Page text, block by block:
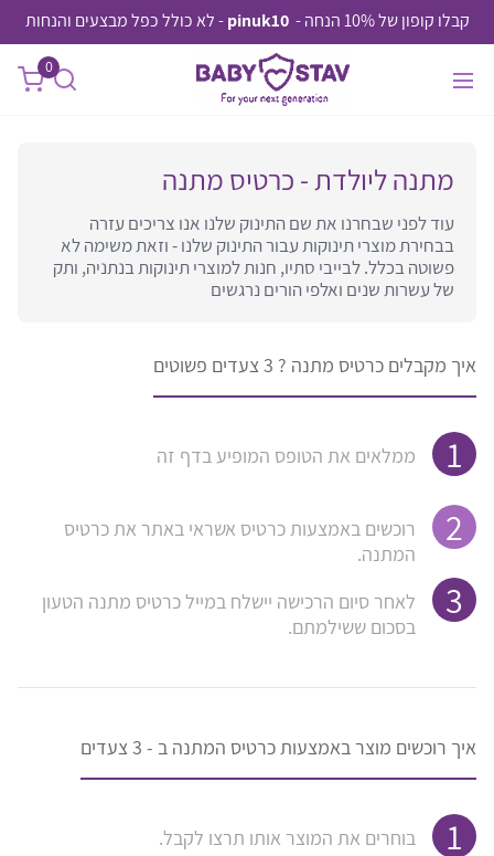
קבלו קופון של 10% הנחה - pinuk10 - לא כולל כפל מבצעים והנחות
0
מתנה ליולדת - כרטיס מתנה
עוד לפני שבחרנו את שם התינוק שלנו אנו צריכים עזרה
בבחירת מוצרי תינוקות עבור התינוק שלנו - וזאת משימה לא
פשוטה בכלל. לבייבי סתיו, חנות למוצרי תינוקות בנתניה, ותק
של עשרות שנים ואלפי הורים נרגשים
איך מקבלים כרטיס מתנה ? 3 צעדים פשוטים
ממלאים את הטופס המופיע בדף זה
רוכשים באמצעות כרטיס אשראי באתר את כרטיס
המתנה.
לאחר סיום הרכישה יישלח במייל כרטיס מתנה הטעון
בסכום ששילמתם.
איך רוכשים מוצר באמצעות כרטיס המתנה ב - 3 צעדים
בוחרים את המוצר אותו תרצו לקבל.